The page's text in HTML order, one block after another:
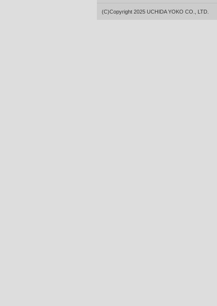
(C)Copyright 2025 UCHIDA YOKO CO., LTD.